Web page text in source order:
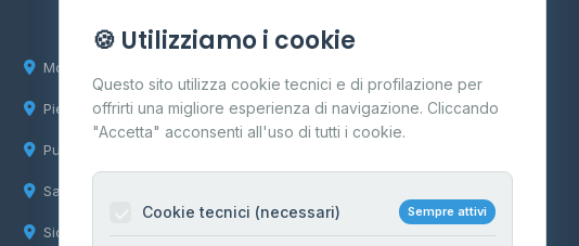
Molise
Piemonte
Puglia
Sardegna
Sicilia
Contatti
Per gestori
Informazioni legali
🍪 Utilizziamo i cookie
Questo sito utilizza cookie tecnici e di profilazione per
offrirti una migliore esperienza di navigazione. Cliccando
"Accetta" acconsenti all'uso di tutti i cookie.
Cookie tecnici (necessari) Sempre attivi